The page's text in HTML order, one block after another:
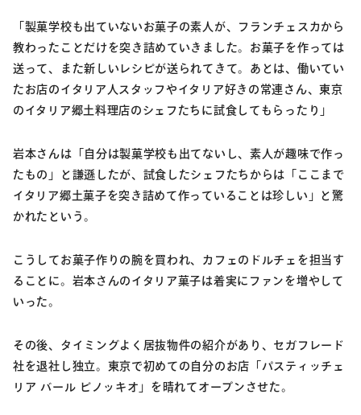
「製菓学校も出ていないお菓子の素人が、フランチェスカから
教わったことだけを突き詰めていきました。お菓子を作っては
送って、また新しいレシピが送られてきて。あとは、働いてい
たお店のイタリア人スタッフやイタリア好きの常連さん、東京
のイタリア郷土料理店のシェフたちに試食してもらったり」
岩本さんは「自分は製菓学校も出てないし、素人が趣味で作っ
たもの」と謙遜したが、試食したシェフたちからは「ここまで
イタリア郷土菓子を突き詰めて作っていることは珍しい」と驚
かれたという。
こうしてお菓子作りの腕を買われ、カフェのドルチェを担当す
ることに。岩本さんのイタリア菓子は着実にファンを増やして
いった。
その後、タイミングよく居抜物件の紹介があり、セガフレード
社を退社し独立。東京で初めての自分のお店「パスティッチェ
リア バール ピノッキオ」を晴れてオープンさせた。